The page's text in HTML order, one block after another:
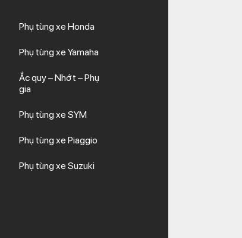
Phụ tùng xe Honda
Phụ tùng xe Yamaha
Ắc quy – Nhớt – Phụ
gia
Phụ tùng xe SYM
Phụ tùng xe Piaggio
Phụ tùng xe Suzuki